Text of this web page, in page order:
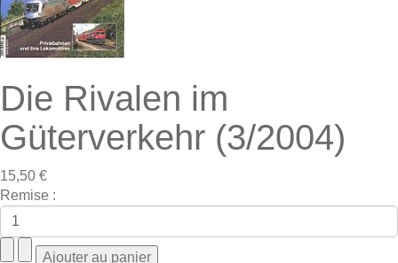
Die Rivalen im
Güterverkehr (3/2004)
15,50 €
Remise :